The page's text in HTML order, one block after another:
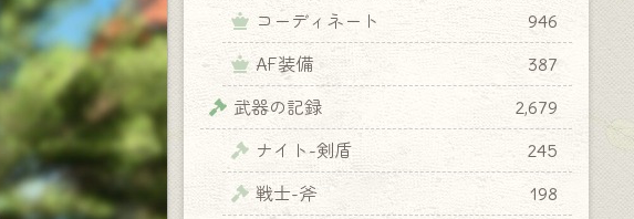
コーディネート
946
AF装備
387
武器の記録
2,679
ナイト-剣盾
245
戦士-斧
198